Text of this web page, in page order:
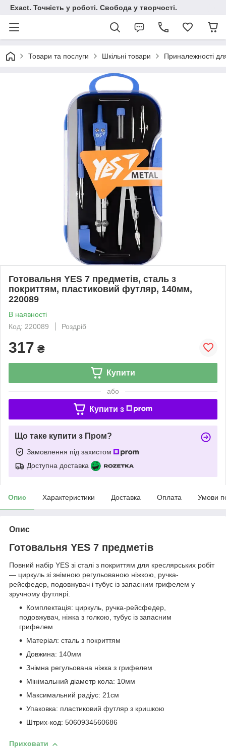
Exact. Точність у роботі. Свобода у творчості.
Товари та послуги Шкільні товари Приналежності
Готовальня YES 7 предметів, сталь з
покриттям, пластиковий футляр, 140мм,
220089
В наявності
Код: 220089
Роздріб
317 ₴
Купити
або
Купити з
Що таке купити з Пром?
Замовлення під захистом
Доступна доставка
Опис Характеристики Доставка Оплата Умови
Опис
Готовальня YES 7 предметів
Повний набір YES зі сталі з покриттям для креслярських робіт
— циркуль зі знімною регульованою ніжкою, ручка-
рейсфедер, подовжувач і тубус із запасним грифелем у
зручному футлярі.
Комплектація: циркуль, ручка-рейсфедер,
подовжувач, ніжка з голкою, тубус із запасним
грифелем
Матеріал: сталь з покриттям
Довжина: 140мм
Знімна регульована ніжка з грифелем
Мінімальний діаметр кола: 10мм
Максимальний радіус: 21см
Упаковка: пластиковий футляр з кришкою
Штрих-код: 5060934560686
Приховати